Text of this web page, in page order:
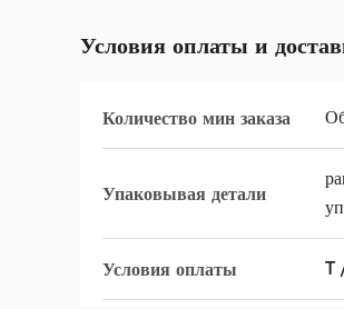
Условия оплаты и
Количество мин заказа
Упаковывая детали
Условия оплаты T